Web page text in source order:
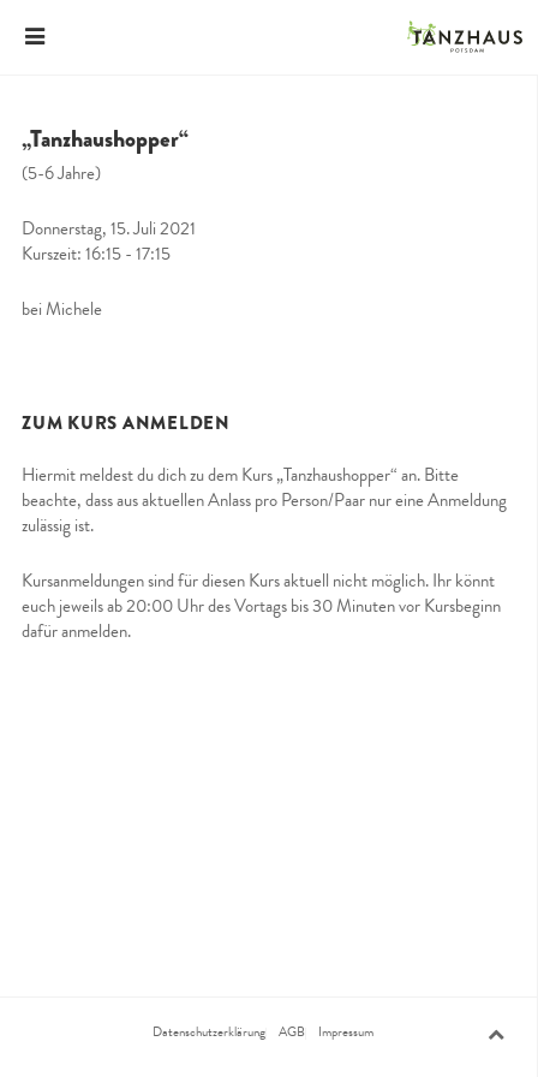
„Tanzhaushopper“
(5-6 Jahre)
Donnerstag, 15. Juli 2021
Kurszeit: 16:15 - 17:15
bei Michele
ZUM KURS ANMELDEN
Hiermit meldest du dich zu dem Kurs „Tanzhaushopper“ an. Bitte
beachte, dass aus aktuellen Anlass pro Person/Paar nur eine Anmeldung
zulässig ist.
Kursanmeldungen sind für diesen Kurs aktuell nicht möglich. Ihr könnt
euch jeweils ab 20:00 Uhr des Vortags bis 30 Minuten vor Kursbeginn
dafür anmelden.
Datenschutzerklärung AGB Impressum